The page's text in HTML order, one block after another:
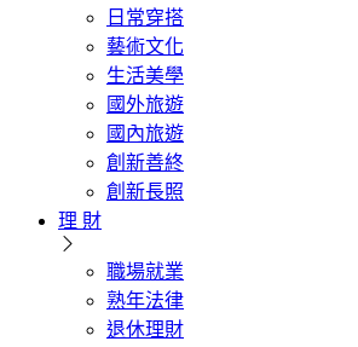
日常穿搭
藝術文化
生活美學
國外旅遊
國內旅遊
創新善終
創新長照
理 財
職場就業
熟年法律
退休理財